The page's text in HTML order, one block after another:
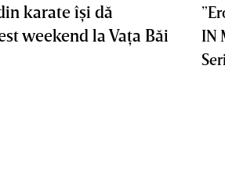
karate îşi dă
weekend la Vaţa Băi
IN